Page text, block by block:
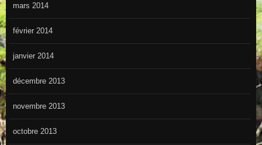
mars 2014
février 2014
janvier 2014
décembre 2013
novembre 2013
octobre 2013